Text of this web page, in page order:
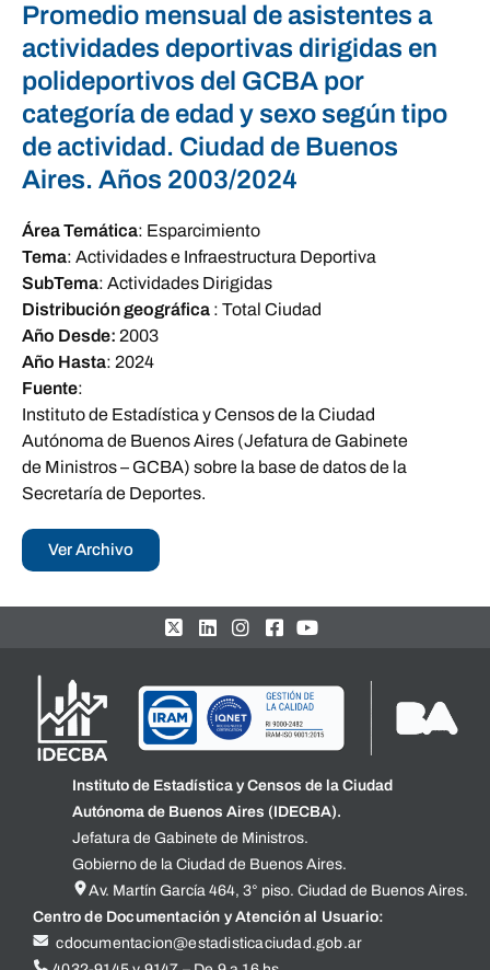
Promedio mensual de asistentes a
actividades deportivas dirigidas en
polideportivos del GCBA por
categoría de edad y sexo según tipo
de actividad. Ciudad de Buenos
Aires. Años 2003/2024
Área Temática: Esparcimiento
Tema: Actividades e Infraestructura Deportiva
SubTema: Actividades Dirigidas
Distribución geográfica : Total Ciudad
Año Desde: 2003
Año Hasta: 2024
Fuente:
Instituto de Estadística y Censos de la Ciudad
Autónoma de Buenos Aires (Jefatura de Gabinete
de Ministros – GCBA) sobre la base de datos de la
Secretaría de Deportes.
Ver Archivo
Instituto de Estadística y Censos de la Ciudad
Autónoma de Buenos Aires (IDECBA).
Jefatura de Gabinete de Ministros.
Gobierno de la Ciudad de Buenos Aires.
Av. Martín García 464, 3° piso. Ciudad de Buenos Aires.
Centro de Documentación y Atención al Usuario:
cdocumentacion@estadisticaciudad.gob.ar